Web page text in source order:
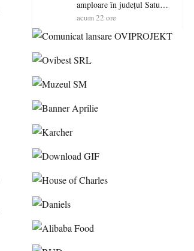
amploare în județul Satu
Mare! Polițiștii au dat sute
șoferi fără permis într-o
acum 22 ore